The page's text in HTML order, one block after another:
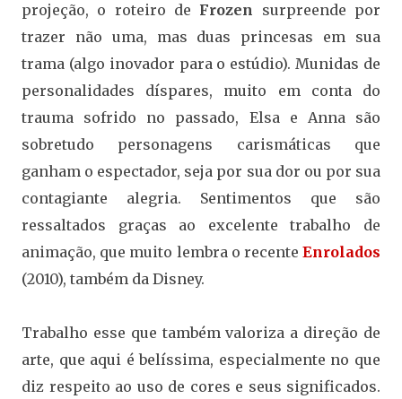
projeção, o roteiro de Frozen surpreende por
trazer não uma, mas duas princesas em sua
trama (algo inovador para o estúdio). Munidas de
personalidades díspares, muito em conta do
trauma sofrido no passado, Elsa e Anna são
sobretudo personagens carismáticas que
ganham o espectador, seja por sua dor ou por sua
contagiante alegria. Sentimentos que são
ressaltados graças ao excelente trabalho de
animação, que muito lembra o recente Enrolados
(2010), também da Disney.
Trabalho esse que também valoriza a direção de
arte, que aqui é belíssima, especialmente no que
diz respeito ao uso de cores e seus significados.